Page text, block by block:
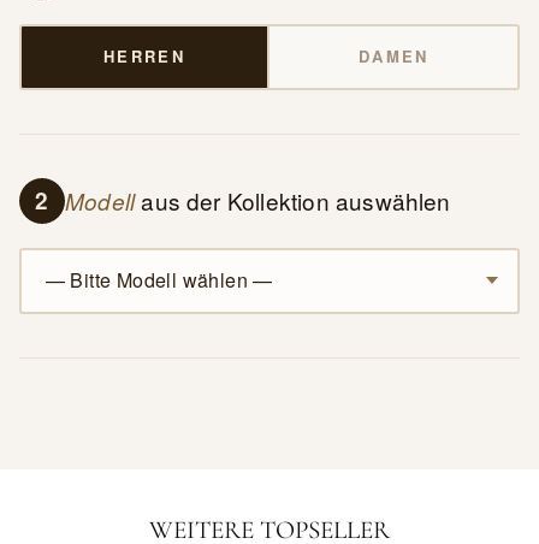
HERREN DAMEN
2 Modellaus der Kollektion auswählen
WEITERE TOPSELLER